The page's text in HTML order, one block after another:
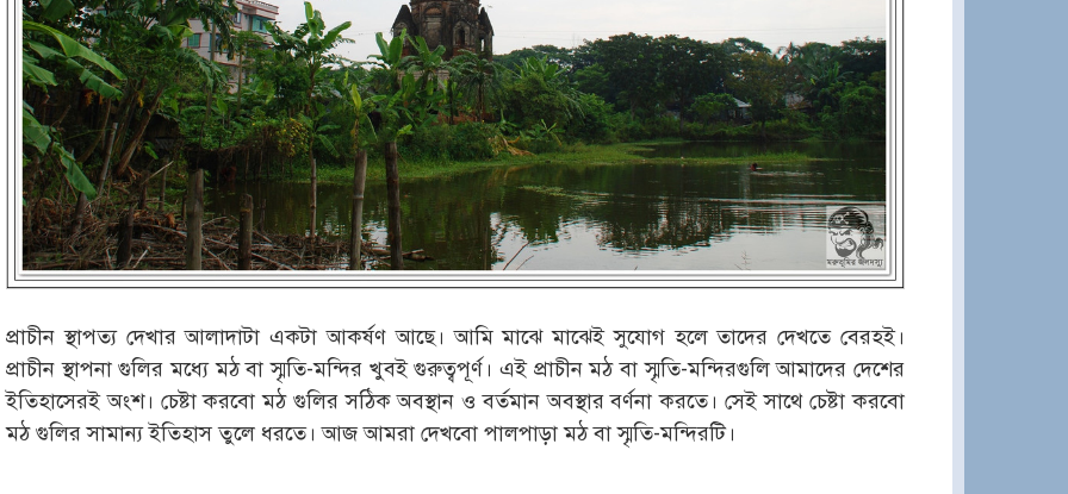
প্রাচীন স্থাপত্য দেখার আলাদাটা একটা আকর্ষণ আছে। আমি মাঝে মাঝেই সুযোগ হলে তাদের দেখতে বেরহই।
প্রাচীন স্থাপনা গুলির মধ্যে মঠ বা স্মৃতি-মন্দির খুবই গুরুত্বপূর্ণ। এই প্রাচীন মঠ বা স্মৃতি-মন্দিরগুলি আমাদের দেশের
ইতিহাসেরই অংশ। চেষ্টা করবো মঠ গুলির সঠিক অবস্থান ও বর্তমান অবস্থার বর্ণনা করতে। সেই সাথে চেষ্টা করবো
মঠ গুলির সামান্য ইতিহাস তুলে ধরতে। আজ আমরা দেখবো পালপাড়া মঠ বা স্মৃতি-মন্দিরটি।